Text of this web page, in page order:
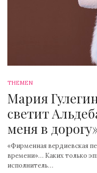
THEMEN
Мария
светит
меня в
«Фирменная вердиевская
времени»… Каких только
исполнитель…